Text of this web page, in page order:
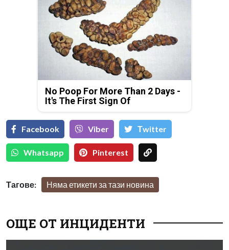
No Poop For More Than 2 Days -
It's The First Sign Of
Facebook Viber Тwitter
Whatsapp Pinterest
Тагове: Няма етикети за тази новина
ОЩЕ ОТ ИНЦИДЕНТИ